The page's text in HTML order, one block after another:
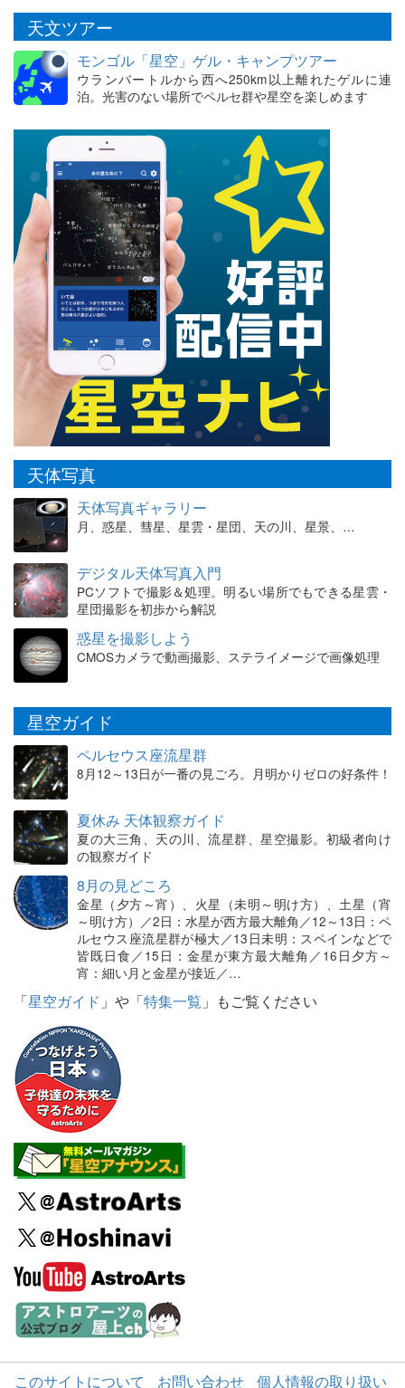
天文ツアー
モンゴル「星空」ゲル・キャンプツアー
ウランバートルから西へ250km以上離れたゲルに連
泊。光害のない場所でペルセ群や星空を楽しめます
天体写真
天体写真ギャラリー
月、惑星、彗星、星雲・星団、天の川、星景、…
デジタル天体写真入門
PCソフトで撮影＆処理。明るい場所でもできる星雲・
星団撮影を初歩から解説
惑星を撮影しよう
CMOSカメラで動画撮影、ステライメージで画像処理
星空ガイド
ペルセウス座流星群
8月12～13日が一番の見ごろ。月明かりゼロの好条件！
夏休み 天体観察ガイド
夏の大三角、天の川、流星群、星空撮影。初級者向け
の観察ガイド
8月の見どころ
金星（夕方～宵）、火星（未明～明け方）、土星（宵
～明け方）／2日：水星が西方最大離角／12～13日：ペ
ルセウス座流星群が極大／13日未明：スペインなどで
皆既日食／15日：金星が東方最大離角／16日夕方～
宵：細い月と金星が接近／…
「星空ガイド 」や「特集一覧 」もご覧ください
このサイトについて お問い合わせ 個人情報の取り扱い